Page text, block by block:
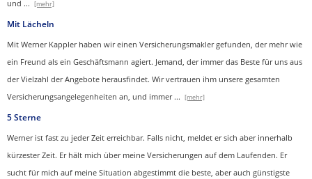
und ... [mehr]
Mit Lächeln
Mit Werner Kappler haben wir einen Ver­sicherungs­makler gefunden, der mehr wie
ein Freund als ein Geschäftsmann agiert. Jemand, der immer das Beste für uns aus
der Vielzahl der Angebote herausfindet. Wir vertrauen ihm unsere gesamten
Versicherungsangelegenheiten an, und immer... [mehr]
5 Sterne
Werner ist fast zu jeder Zeit erreichbar. Falls nicht, meldet er sich aber innerhalb
kürzester Zeit. Er hält mich über meine Versicherungen auf dem Laufenden. Er
sucht für mich auf meine Situation abgestimmt die beste, aber auch günstigste